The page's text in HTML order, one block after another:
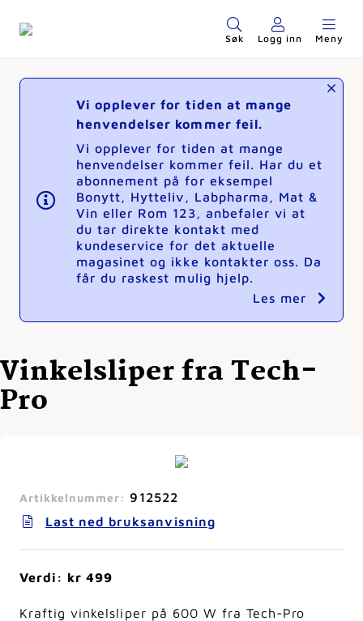
Søk Logg inn Meny
Vi opplever for tiden at mange
henvendelser kommer feil.
Vi opplever for tiden at mange
henvendelser kommer feil. Har du et
abonnement på for eksempel
Bonytt, Hytteliv, Labpharma, Mat &
Vin eller Rom 123, anbefaler vi at
du tar direkte kontakt med
kundeservice for det aktuelle
magasinet og ikke kontakter oss. Da
får du raskest mulig hjelp.
Les mer
Vinkelsliper fra Tech-
Pro
Artikkelnummer: 912522
Last ned bruksanvisning
Verdi: kr 499
Kraftig vinkelsliper på 600 W fra Tech-Pro